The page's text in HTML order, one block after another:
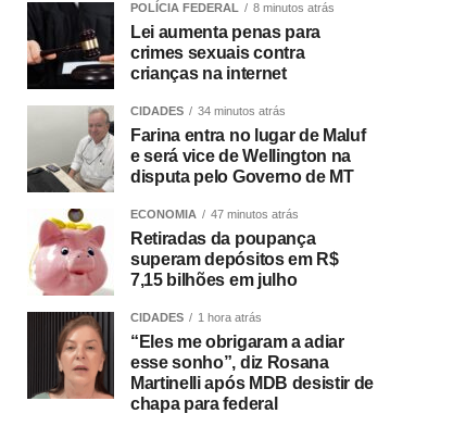
POLÍCIA FEDERAL 8 minutos atrás
Lei aumenta penas para
crimes sexuais contra
crianças na internet
CIDADES 34 minutos atrás
Farina entra no lugar de Maluf
e será vice de Wellington na
disputa pelo Governo de MT
ECONOMIA 47 minutos atrás
Retiradas da poupança
superam depósitos em R$
7,15 bilhões em julho
CIDADES 1 hora atrás
“Eles me obrigaram a adiar
esse sonho”, diz Rosana
Martinelli após MDB desistir de
chapa para federal